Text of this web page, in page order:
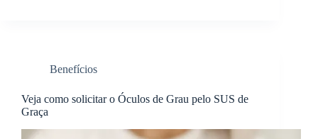
Benefícios
Veja como solicitar o Óculos de Grau pelo SUS de
Graça